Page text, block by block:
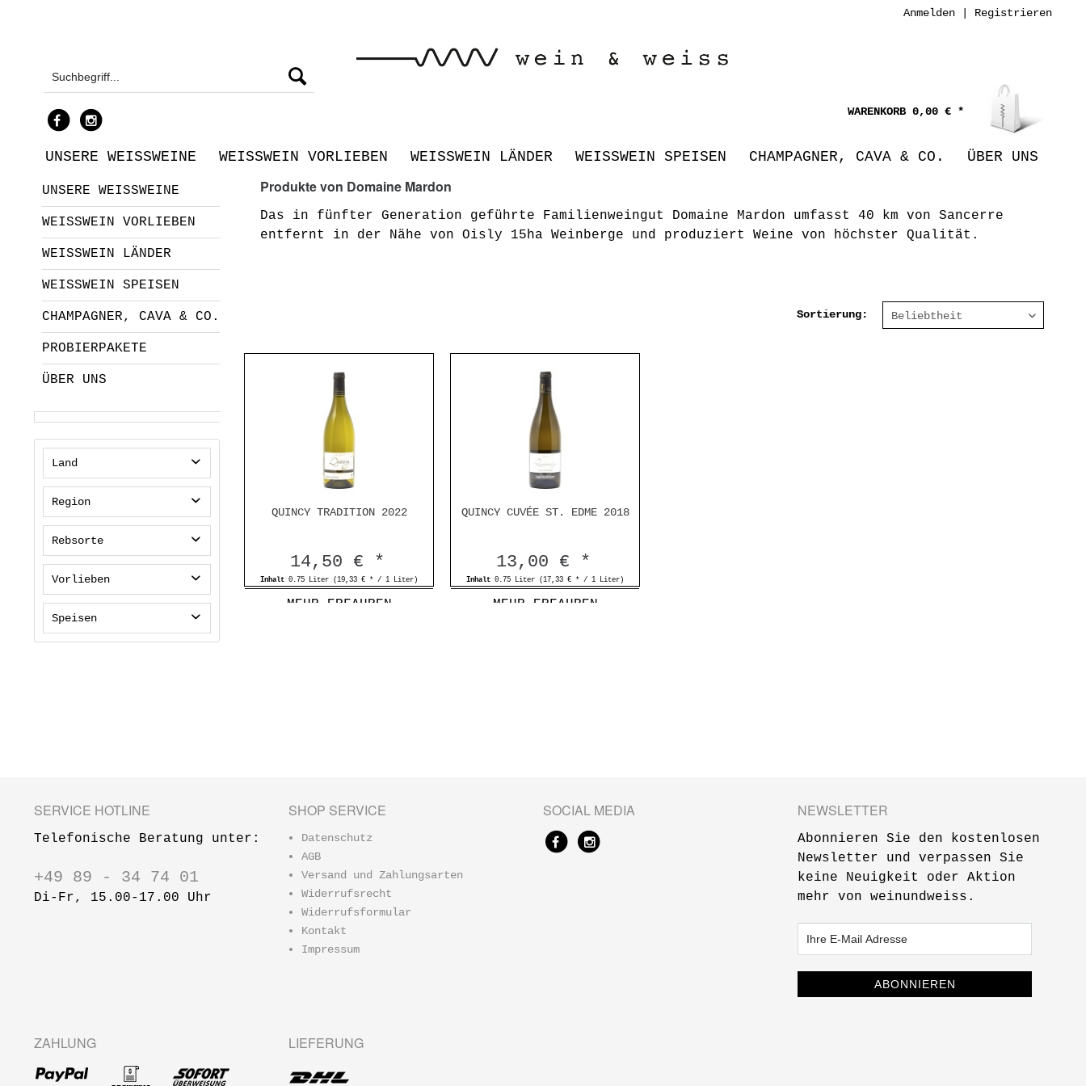
Anmelden Registrieren
0,00 € *
UNSERE WEISSWEINE WEISSWEIN VORLIEBEN WEISSWEIN LÄNDER WEISSWEIN SPEISEN CHAMPAGNER, CAVA & CO. ÜBER UNS
UNSERE WEISSWEINE
WEISSWEIN VORLIEBEN
WEISSWEIN LÄNDER
WEISSWEIN SPEISEN
CHAMPAGNER, CAVA & CO.
PROBIERPAKETE
ÜBER UNS
Land
Frankreich
Region
Loire
Rebsorte
Sauvignon Blanc
Vorlieben
leicht & frisch
raffiniert & elegant
Speisen
Produkte von Domaine Mardon
Das in fünfter Generation geführte Familienweingut Domaine Mardon umfasst 40 km von Sancerre
entfernt in der Nähe von Oisly 15ha Weinberge und produziert Weine von höchster Qualität.
Sortierung:
QUINCY TRADITION 2022
14,50 € *
Inhalt0.75 Liter (19,33 € * / 1 Liter)
MEHR ERFAHREN
QUINCY CUVÉE ST. EDME 2018
13,00 € *
Inhalt0.75 Liter (17,33 € * / 1 Liter)
MEHR ERFAHREN
SERVICE HOTLINE
Telefonische Beratung unter:
+49 89 - 34 74 01
Di-Fr, 15.00-17.00 Uhr
SHOP SERVICE
Datenschutz
AGB
Versand und Zahlungsarten
Widerrufsrecht
Widerrufsformular
Kontakt
Impressum
SOCIAL MEDIA NEWSLETTER
Abonnieren Sie den kostenlosen
Newsletter und verpassen Sie
keine Neuigkeit oder Aktion
mehr von weinundweiss.
ABONNIEREN
ZAHLUNG LIEFERUNG